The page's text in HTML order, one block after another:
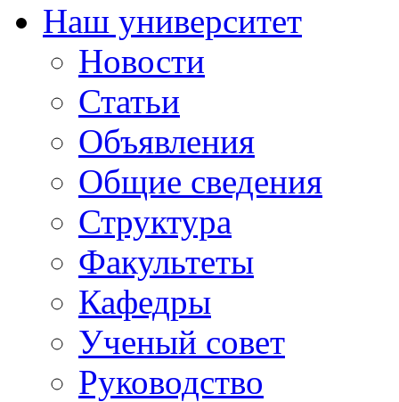
Наш университет
Новости
Статьи
Объявления
Общие сведения
Структура
Факультеты
Кафедры
Ученый совет
Руководство